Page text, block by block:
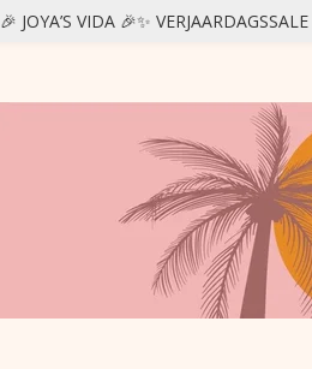
🎉 JOYA’S VIDA 🎉✨